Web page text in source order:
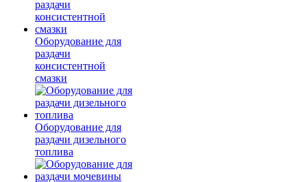
Оборудование для
раздачи
консистентной
смазки
Оборудование для
раздачи дизельного
топлива